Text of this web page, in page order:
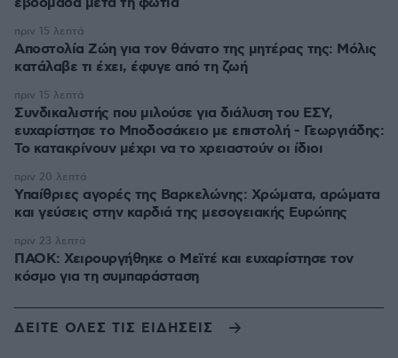
Αποστολία Ζώη για τον θάνατο της μητέρας της: Μόλις
κατάλαβε τι έχει, έφυγε από τη ζωή
πριν 15 λεπτά
Συνδικαλιστής που μιλούσε για διάλυση του ΕΣΥ,
ευχαρίστησε το Μποδοσάκειο με επιστολή - Γεωργιάδης:
Το κατακρίνουν μέχρι να το χρειαστούν οι ίδιοι
πριν 15 λεπτά
Υπαίθριες αγορές της Βαρκελώνης: Xρώματα, αρώματα
και γεύσεις στην καρδιά της μεσογειακής Ευρώπης
πριν 20 λεπτά
ΠΑΟΚ: Χειρουργήθηκε ο Μεϊτέ και ευχαρίστησε τον
κόσμο για τη συμπαράσταση
πριν 23 λεπτά
ΔΕΙΤΕ ΟΛΕΣ ΤΙΣ ΕΙΔΗΣΕΙΣ